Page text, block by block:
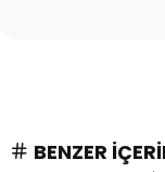
BENZER